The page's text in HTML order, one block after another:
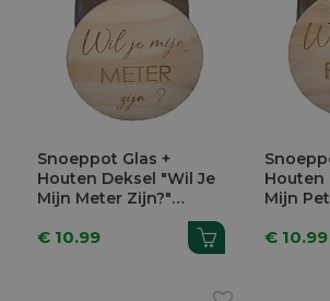
Snoeppot Glas +
Houten Deksel "Wil Je
Mijn Meter Zijn?"
€ 10.99
Houten
Mijn
€ 10.99